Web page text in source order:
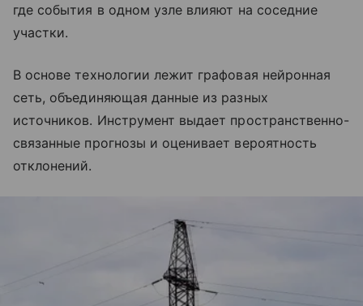
где события в одном узле влияют на соседние
участки.
В основе технологии лежит графовая нейронная
сеть, объединяющая данные из разных
источников. Инструмент выдает пространственно-
связанные прогнозы и оценивает вероятность
отклонений.